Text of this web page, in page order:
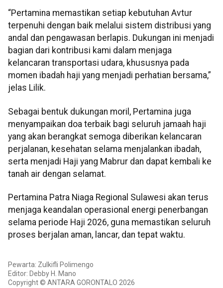
“Pertamina memastikan setiap kebutuhan Avtur
terpenuhi dengan baik melalui sistem distribusi yang
andal dan pengawasan berlapis. Dukungan ini menjadi
bagian dari kontribusi kami dalam menjaga
kelancaran transportasi udara, khususnya pada
momen ibadah haji yang menjadi perhatian bersama,”
jelas Lilik.
Sebagai bentuk dukungan moril, Pertamina juga
menyampaikan doa terbaik bagi seluruh jamaah haji
yang akan berangkat semoga diberikan kelancaran
perjalanan, kesehatan selama menjalankan ibadah,
serta menjadi Haji yang Mabrur dan dapat kembali ke
tanah air dengan selamat.
Pertamina Patra Niaga Regional Sulawesi akan terus
menjaga keandalan operasional energi penerbangan
selama periode Haji 2026, guna memastikan seluruh
proses berjalan aman, lancar, dan tepat waktu.
Pewarta: Zulkifli Polimengo
Editor: Debby H. Mano
Copyright © ANTARA GORONTALO 2026